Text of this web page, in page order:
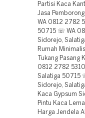
Partisi Kaca
Jasa
WA 0812 2782
50715 ☏ WA
Sidorejo,
Rumah
Tukang
0812 2782
Salatiga 50715
Sidorejo,
Kaca Gypsum
Pintu Kaca
Harga Jendela